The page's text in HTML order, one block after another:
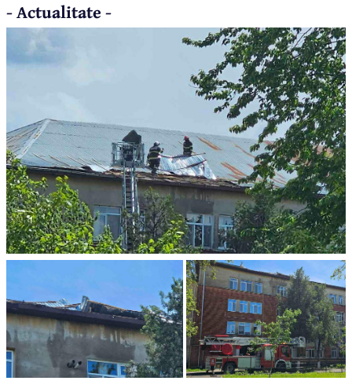
- Actualitate -